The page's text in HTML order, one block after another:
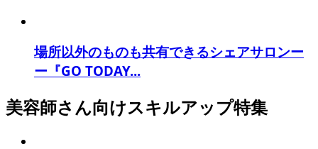
場所以外のものも共有できるシェアサロンー
ー『GO TODAY...
美容師さん向けスキルアップ特集